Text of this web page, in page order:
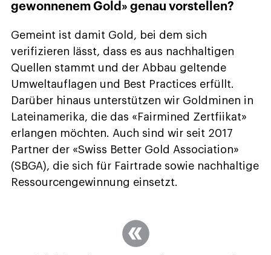
gewonnenem Gold» genau vorstellen?
Gemeint ist damit Gold, bei dem sich
verifizieren lässt, dass es aus nachhaltigen
Quellen stammt und der Abbau geltende
Umweltauflagen und Best Practices erfüllt.
Darüber hinaus unterstützen wir Goldminen in
Lateinamerika, die das «Fairmined Zertfiikat»
erlangen möchten. Auch sind wir seit 2017
Partner der «Swiss Better Gold Association»
(SBGA), die sich für Fairtrade sowie nachhaltige
Ressourcengewinnung einsetzt.